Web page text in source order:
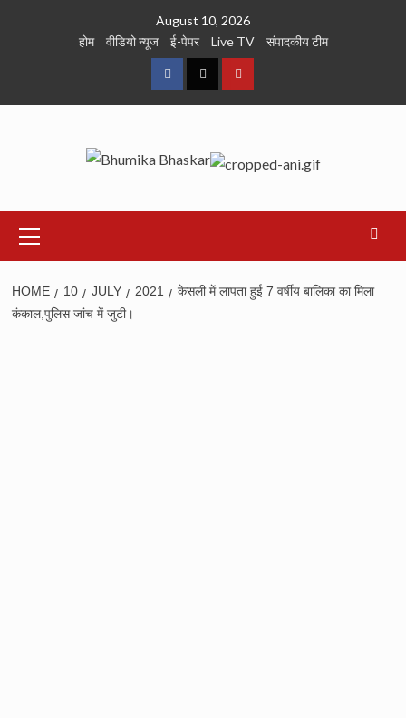
August 10, 2026
होम
वीडियो न्यूज ई-पेपर Live TV संपादकीय टीम
FacebookTwitterYoutube
Menu
HOME 10 JULY 2021
केसली में लापता हुई 7 वर्षीय बालिका का मिला
कंकाल,पुलिस जांच में जुटी।